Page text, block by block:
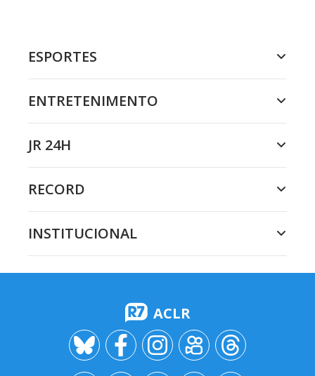
ESPORTES
ENTRETENIMENTO
JR 24H
RECORD
INSTITUCIONAL
ACLR